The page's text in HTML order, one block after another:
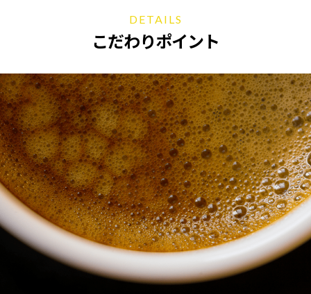
DETAILS
こだわりポイント